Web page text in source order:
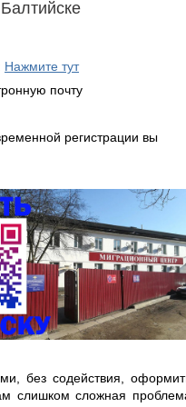
Нажмите тут
почту
регистрации вы
без содействия,
слишком сложная